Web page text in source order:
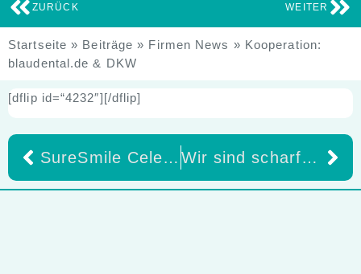
ZURÜCK WEITER
Startseite » Beiträge » Firmen News » Kooperation:
blaudental.de & DKW
[dflip id=“4232″][/dflip]
SureSmile Celebrates 1,000,000 Patients: Wir sind scharf auf Ihre Reparaturen!!